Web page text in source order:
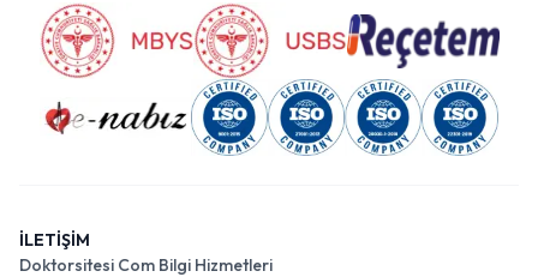
İLETİŞİM
Doktorsitesi Com Bilgi Hizmetleri